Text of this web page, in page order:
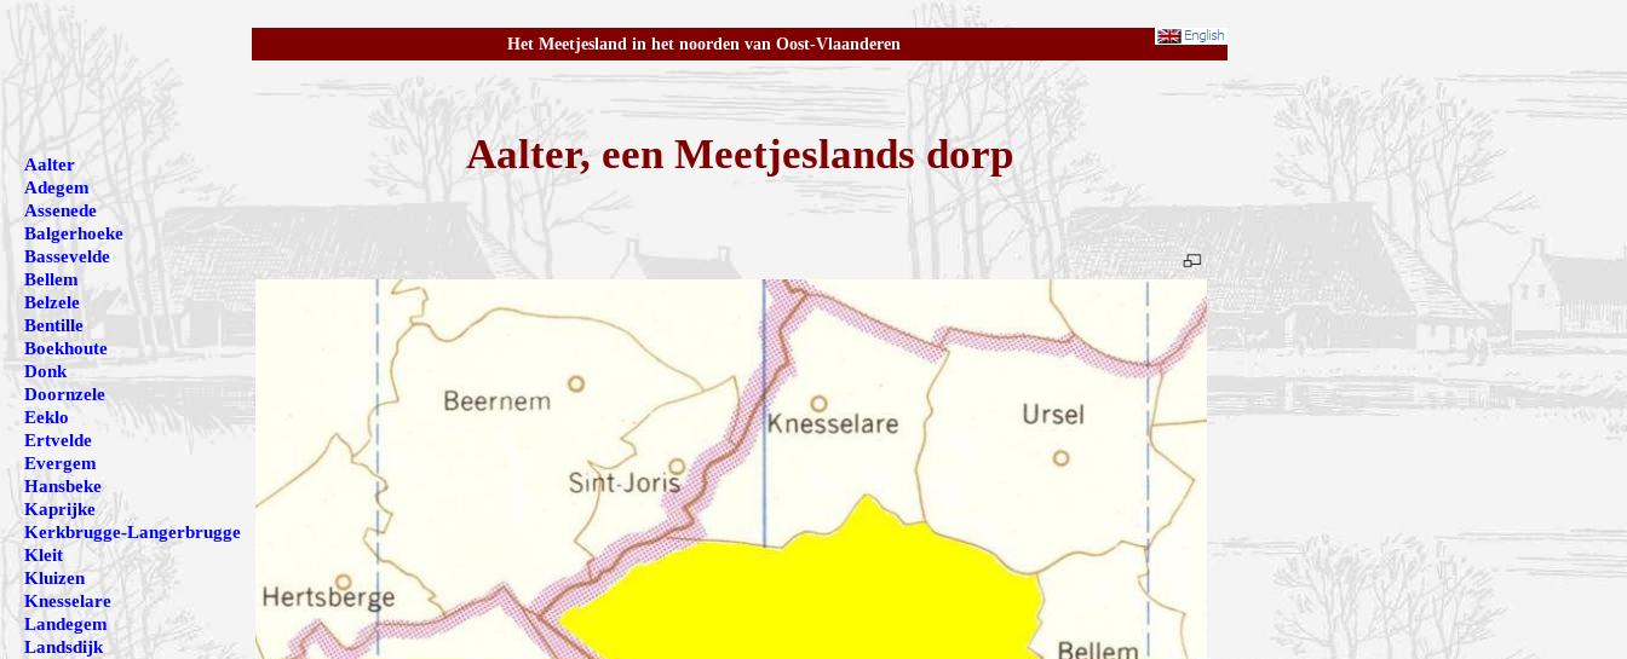
Het Meetjesland in het noorden van Oost-Vlaanderen
Aalter, een Meetjeslands dorp
Aalter
Adegem
Assenede
Balgerhoeke
Bassevelde
Bellem
Belzele
Bentille
Boekhoute
Donk
Doornzele
Eeklo
Ertvelde
Evergem
Hansbeke
Kaprijke
Kerkbrugge-Langerbrugge
Kleit
Kluizen
Knesselare
Landegem
Landsdijk